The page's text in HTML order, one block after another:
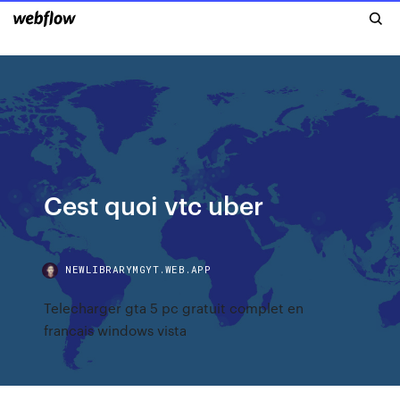
Cest quoi vtc uber
NEWLIBRARYMGYT.WEB.APP
Telecharger gta 5 pc gratuit complet en
francais windows vista